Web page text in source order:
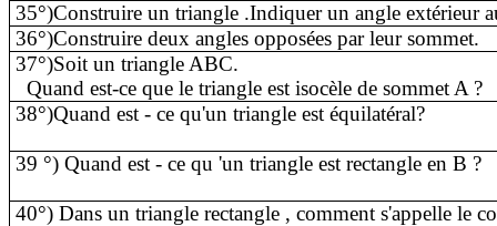
35°)Construire un triangle .Indiquer un angle extérieur
36°)Construire deux angles opposées par leur sommet.
37°)Soit un triangle ABC.
Quand est-ce que le triangle est isocèle de sommet A ?
38°)Quand est - ce qu'un triangle est équilatéral?
39 °) Quand est - ce qu 'un triangle est rectangle en B ?
40°) Dans un triangle rectangle , comment s'appelle le